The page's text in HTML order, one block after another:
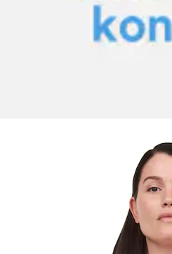
Soutien-gorge invisible